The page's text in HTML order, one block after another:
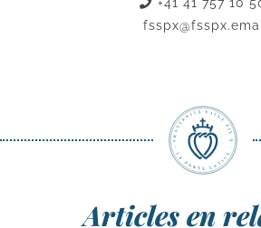
fsspx@fsspx.email
Articles en